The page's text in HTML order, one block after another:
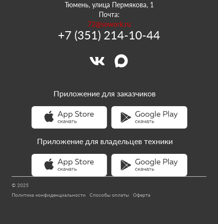
Тюмень, улица Пермякова, 1
Почта:
72@sowork.ru
+7 (351) 214-10-44
© 2025
Политика конфиденциальности
Способы оплаты Оферта
Приложение для заказчиков
Приложение для владельцев техники